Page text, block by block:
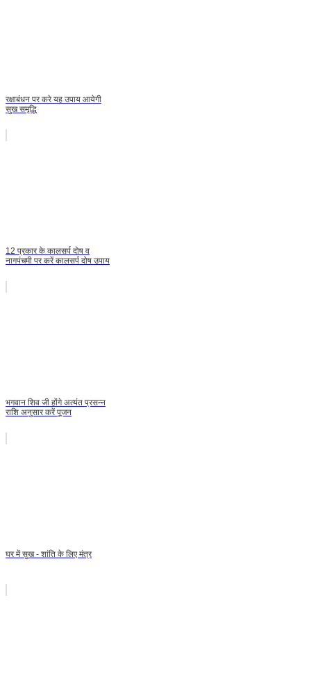
रक्षाबंधन पर करे यह उपाय आयेगी
सुख समृद्धि
12 प्रकार के कालसर्प दोष व
नागपंचमी पर करें कालसर्प दोष उपाय
भगवान शिव जी होंगे अत्‍यंत प्रसन्‍न
राशि अनुसार करें पूजन
घर में सुख - शांति के लिए मंत्र